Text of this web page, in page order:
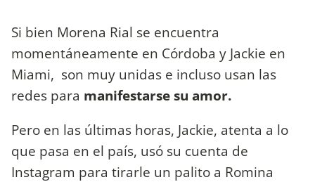
Si bien Morena Rial se encuentra
momentáneamente en Córdoba y Jackie en
Miami, son muy unidas e incluso usan las
redes para manifestarse su amor.
Pero en las últimas horas, Jackie, atenta a lo
que pasa en el país, usó su cuenta de
Instagram para tirarle un palito a Romina